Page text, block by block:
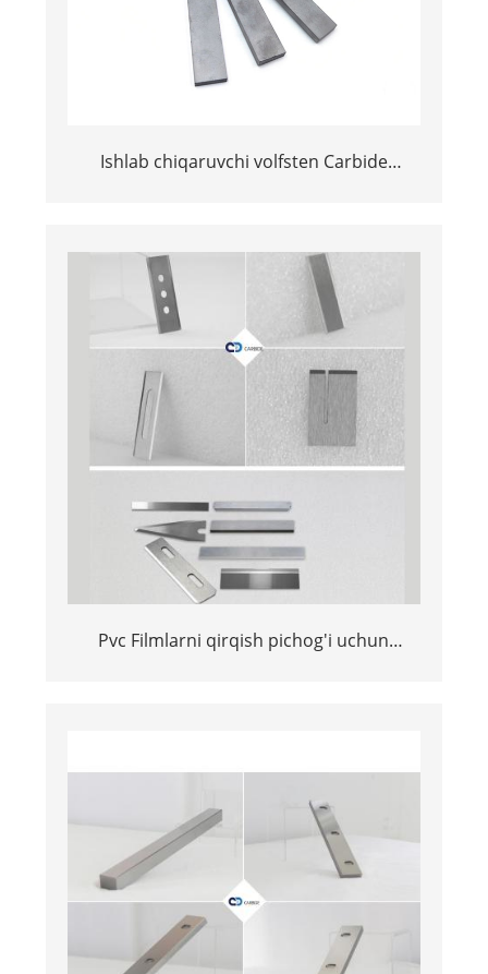
Ishlab chiqaruvchi volfsten Carbide
Pvc Filmlarni qirqish pichog'i uchun